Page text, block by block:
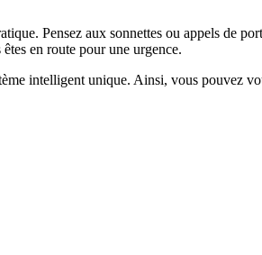
Pensez aux sonnettes ou appels de
en route pour une urgence.
intelligent unique. Ainsi, vous pouvez